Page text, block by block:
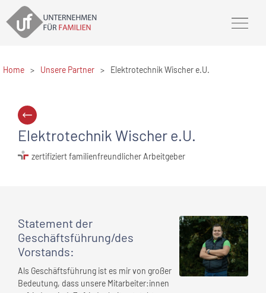
Home > Unsere Partner > Elektrotechnik Wischer e.U.
Elektrotechnik Wischer e.U.
zertifiziert familienfreundlicher Arbeitgeber
Statement der
Geschäftsführung/des
Vorstands:
Als Geschäftsführung ist es mir von großer
Bedeutung, dass unsere Mitarbeiter:innen